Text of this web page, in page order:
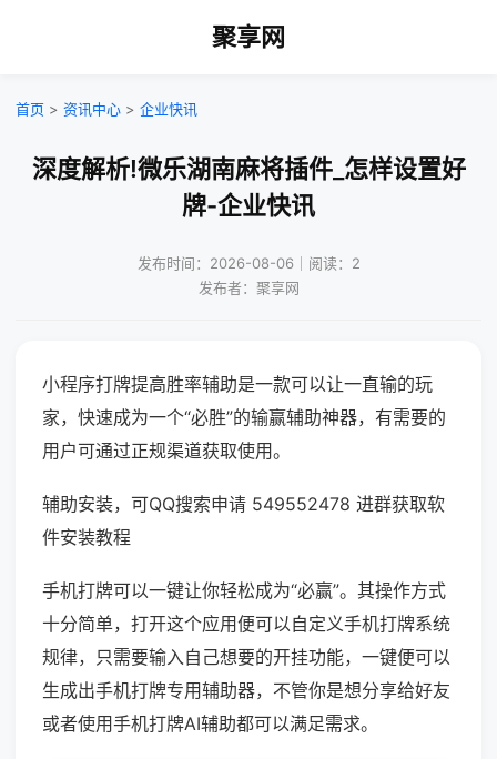
聚享网
首页 > 资讯中心 > 企业快讯
深度解析!微乐湖南麻将插件_怎样设置好
牌-企业快讯
发布时间：2026-08-06｜阅读：2
发布者：聚享网
小程序打牌提高胜率辅助是一款可以让一直输的玩
家，快速成为一个“必胜”的输赢辅助神器，有需要的
用户可通过正规渠道获取使用。
辅助安装，可QQ搜索申请 549552478 进群获取软
件安装教程
手机打牌可以一键让你轻松成为“必赢”。其操作方式
十分简单，打开这个应用便可以自定义手机打牌系统
规律，只需要输入自己想要的开挂功能，一键便可以
生成出手机打牌专用辅助器，不管你是想分享给好友
或者使用手机打牌AI辅助都可以满足需求。